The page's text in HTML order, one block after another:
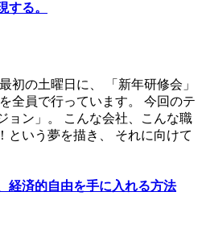
する。
初の土曜日に、 「新年研修会」
全員で行っています。 今回のテ
ョン」。 こんな会社、こんな職
という夢を描き、 それに向けて
経済的自由を手に入れる方法